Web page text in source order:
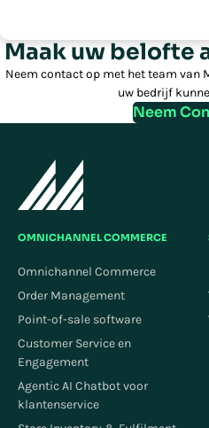
Maak uw belofte
Neem contact op met het team van
uw bedrijf
Neem
OMNICHANNEL COMMERCE
Omnichannel Commerce
Order Management
Point-of-sale software
Customer Service en
Engagement
Agentic AI Chatbot voor
klantenservice